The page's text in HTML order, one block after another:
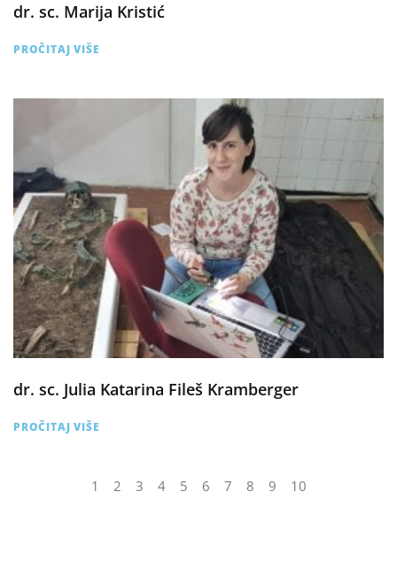
dr. sc. Marija Kristić
PROČITAJ VIŠE
dr. sc. Julia Katarina Fileš Kramberger
PROČITAJ VIŠE
1 2 3 4 5 6 7 8 9 10